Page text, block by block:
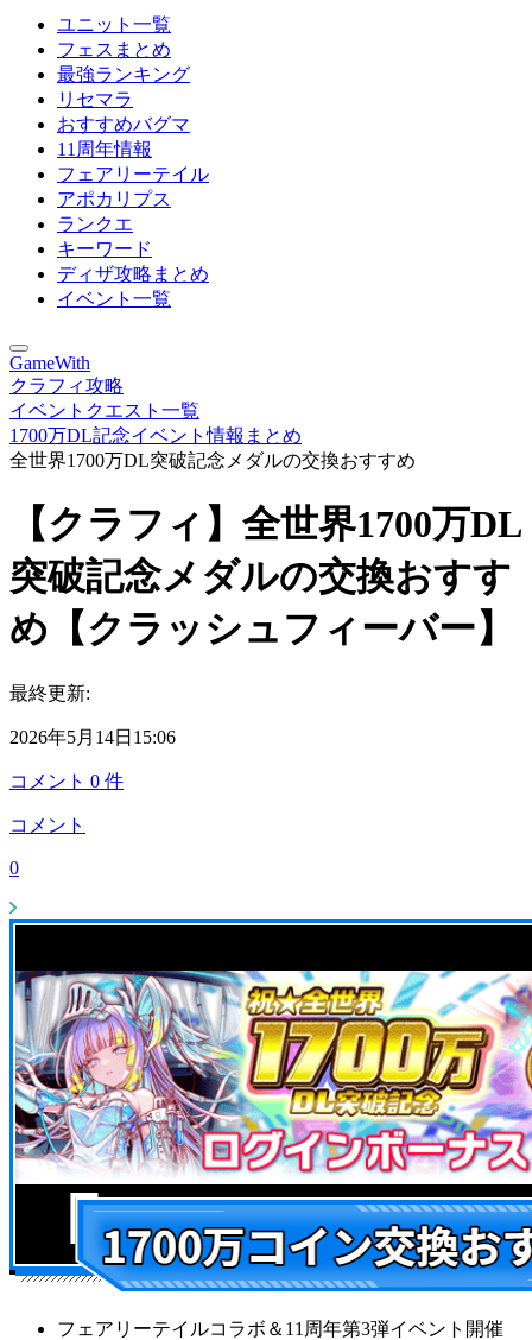
ユニット一覧
フェスまとめ
最強ランキング
リセマラ
おすすめバグマ
11周年情報
フェアリーテイル
アポカリプス
ランクエ
キーワード
ディザ攻略まとめ
イベント一覧
GameWith
クラフィ攻略
イベントクエスト一覧
1700万DL記念イベント情報まとめ
全世界1700万DL突破記念メダルの交換おすすめ
【クラフィ】全世界1700万DL
突破記念メダルの交換おすす
め【クラッシュフィーバー】
最終更新:
2026年5月14日15:06
コメント 0 件
コメント
0
フェアリーテイルコラボ＆11周年第3弾イベント開催